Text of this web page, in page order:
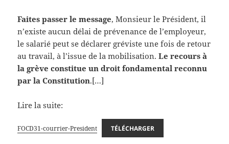
Faites passer le message, Monsieur le Président, il
n’existe aucun délai de prévenance de l’employeur,
le salarié peut se déclarer gréviste une fois de retour
au travail, à l’issue de la mobilisation.Le recours à
la grève constitue un droit fondamental reconnu
par la Constitution.[…]
Lire la suite:
FOCD31-courrier-President TÉLÉCHARGER